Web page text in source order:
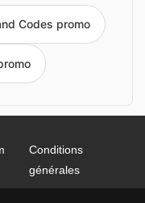
Codes promo
Conditions
générales